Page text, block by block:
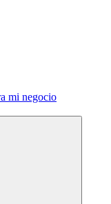
mi negocio